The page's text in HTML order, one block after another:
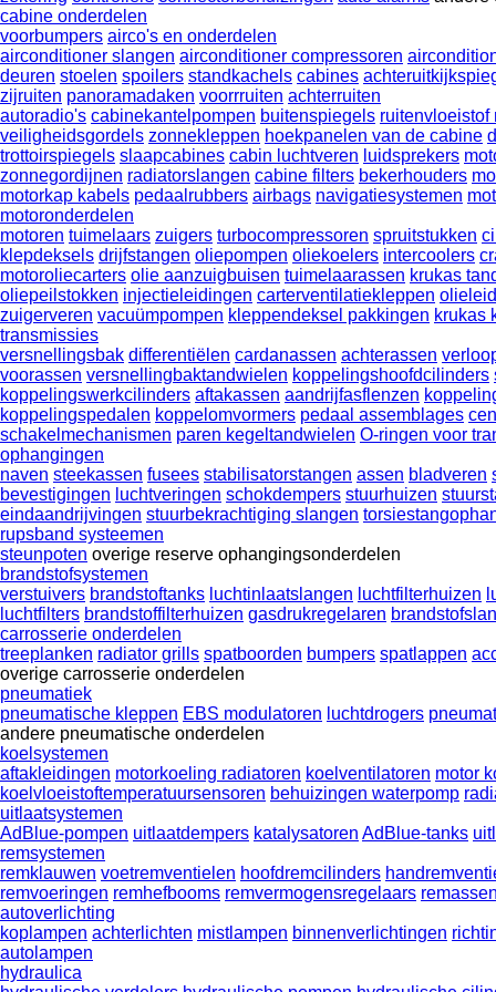
cabine onderdelen
voorbumpers airco's en onderdelen
airconditioner slangen airconditioner compressoren
deuren stoelen spoilers standkachels cabines
zijruiten panoramadaken voorrruiten achterruiten
autoradio's cabinekantelpompen buitenspiegels ruitenvloeistof
veiligheidsgordels zonnekleppen hoekpanelen van de cabine
trottoirspiegels slaapcabines cabin luchtveren luidsprekers
zonnegordijnen radiatorslangen cabine filters bekerhouders
motorkap kabels pedaalrubbers airbags navigatiesystemen
motoronderdelen
motoren tuimelaars zuigers turbocompressoren spruitstukken
klepdeksels drijfstangen oliepompen oliekoelers intercoolers
motoroliecarters olie aanzuigbuisen tuimelaarassen krukas
oliepeilstokken injectieleidingen carterventilatiekleppen
zuigerveren vacuümpompen kleppendeksel pakkingen krukas
transmissies
versnellingsbak differentiëlen cardanassen achterassen
voorassen versnellingbaktandwielen koppelingshoofdcilinders
koppelingswerkcilinders aftakassen aandrijfasflenzen
koppelingspedalen koppelomvormers pedaal assemblages
schakelmechanismen paren kegeltandwielen O-ringen voor
ophangingen
naven steekassen fusees stabilisatorstangen assen bladveren
bevestigingen luchtveringen schokdempers stuurhuizen
eindaandrijvingen stuurbekrachtiging slangen
rupsband systeemen
steunpoten overige reserve ophangingsonderdelen
brandstofsystemen
verstuivers brandstoftanks luchtinlaatslangen luchtfilterhuizen
luchtfilters brandstoffilterhuizen gasdrukregelaren
carrosserie onderdelen
treeplanken radiator grills spatboorden bumpers spatlappen
overige carrosserie onderdelen
pneumatiek
pneumatische kleppen EBS modulatoren luchtdrogers
andere pneumatische onderdelen
koelsystemen
aftakleidingen motorkoeling radiatoren koelventilatoren motor
koelvloeistoftemperatuursensoren behuizingen waterpomp
uitlaatsystemen
AdBlue-pompen uitlaatdempers katalysatoren AdBlue-tanks
remsystemen
remklauwen voetremventielen hoofdremcilinders
remvoeringen remhefbooms remvermogensregelaars
autoverlichting
koplampen achterlichten mistlampen binnenverlichtingen
autolampen
hydraulica